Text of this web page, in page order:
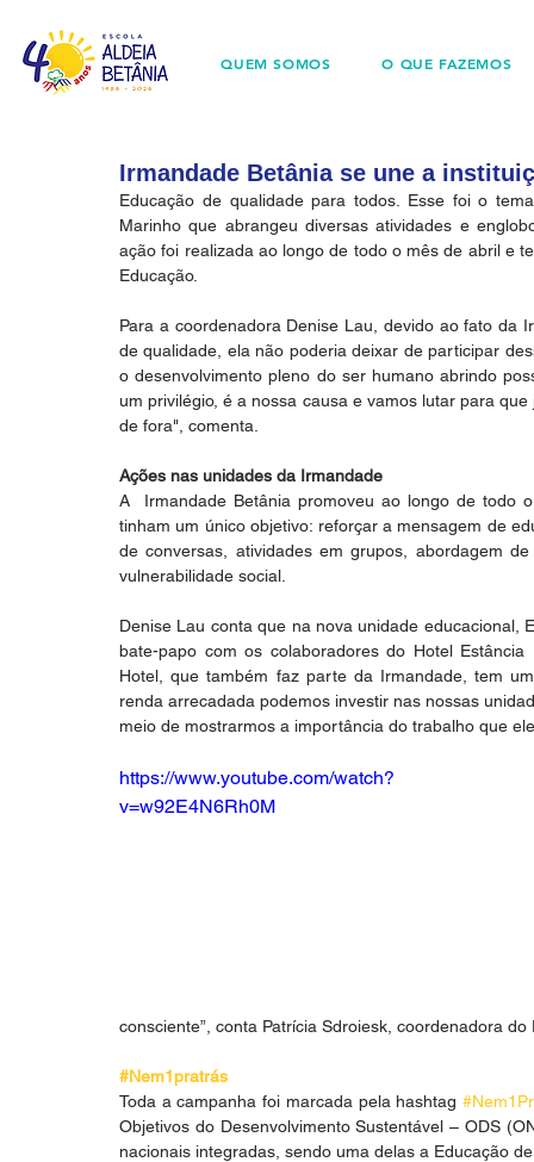
QUEM SOMOS O QUE FAZEMOS
Irmandade Betânia se une a
Educação de qualidade para todos. Esse foi o
Marinho que abrangeu diversas atividades e
ação foi realizada ao longo de todo o mês de abril e
Educação.
Para a coordenadora Denise Lau, devido ao fato da
de qualidade, ela não poderia deixar de participar
o desenvolvimento pleno do ser humano abrindo
um privilégio, é a nossa causa e vamos lutar para
de fora", comenta.
Ações nas unidades da Irmandade
A  Irmandade Betânia promoveu ao longo de todo
tinham um único objetivo: reforçar a mensagem de
de conversas, atividades em grupos, abordagem
vulnerabilidade social.
Denise Lau conta que na nova unidade educacional,
bate-papo com os colaboradores do Hotel
Hotel, que também faz parte da Irmandade, tem
renda arrecadada podemos investir nas nossas
meio de mostrarmos a importância do trabalho que
https://www.youtube.com/watch?
v=w92E4N6Rh0M
consciente”, conta Patrícia Sdroiesk, coordenadora
#Nem1pratrás
Toda a campanha foi marcada pela hashtag
Objetivos do Desenvolvimento Sustentável – ODS
nacionais integradas, sendo uma delas a Educação